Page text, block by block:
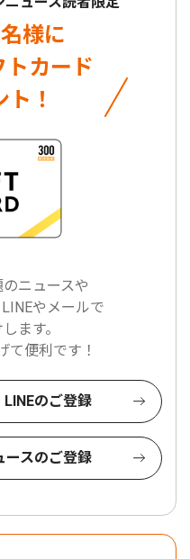
様に
カード
！
ニュースや
やメールで
ます。
て便利です！
のご登録
ースのご登録